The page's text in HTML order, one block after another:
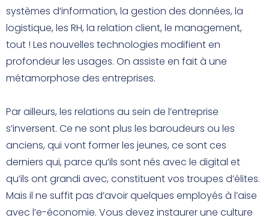
systèmes d’information, la gestion des données, la
logistique, les RH, la relation client, le management,
tout ! Les nouvelles technologies modifient en
profondeur les usages. On assiste en fait à une
métamorphose des entreprises.
Par ailleurs, les relations au sein de l’entreprise
s’inversent. Ce ne sont plus les baroudeurs ou les
anciens, qui vont former les jeunes, ce sont ces
derniers qui, parce qu’ils sont nés avec le digital et
qu’ils ont grandi avec, constituent vos troupes d’élites.
Mais il ne suffit pas d’avoir quelques employés à l’aise
avec l’e-économie. Vous devez instaurer une culture